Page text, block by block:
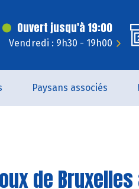
Ouvert jusqu'à 19:00
Vendredi : 9h30 - 19h00
Paysans associés
de